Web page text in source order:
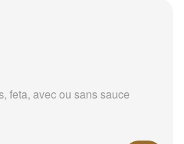
feta, avec ou sans sauce